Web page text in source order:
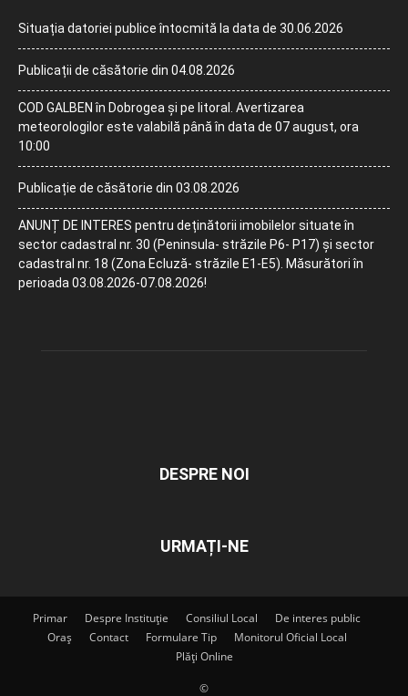
Situația datoriei publice întocmită la data de 30.06.2026
Publicații de căsătorie din 04.08.2026
COD GALBEN în Dobrogea și pe litoral. Avertizarea
meteorologilor este valabilă până în data de 07 august, ora
10:00
Publicație de căsătorie din 03.08.2026
ANUNȚ DE INTERES pentru deținătorii imobilelor situate în
sector cadastral nr. 30 (Peninsula- străzile P6- P17) și sector
cadastral nr. 18 (Zona Ecluză- străzile E1-E5). Măsurători în
perioada 03.08.2026-07.08.2026!
DESPRE NOI
URMAȚI-NE
Primar Despre Instituție Consiliul Local
De interes public
Oraș
Contact Formulare Tip
Monitorul Oficial Local
Plăți Online
©